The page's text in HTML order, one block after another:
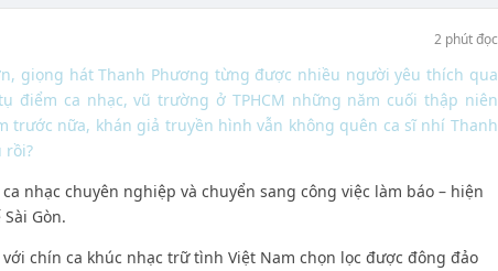
2 phút đọc
giọng hát Thanh Phương từng được nhiều người yêu thích qua
điểm ca nhạc, vũ trường ở TPHCM những năm cuối thập niên
trước nữa, khán giả truyền hình vẫn không quên ca sĩ nhí Thanh
rồi?
nhạc chuyên nghiệp và chuyển sang công việc làm báo – hiện
Gòn.
chín ca khúc nhạc trữ tình Việt Nam chọn lọc được đông đảo